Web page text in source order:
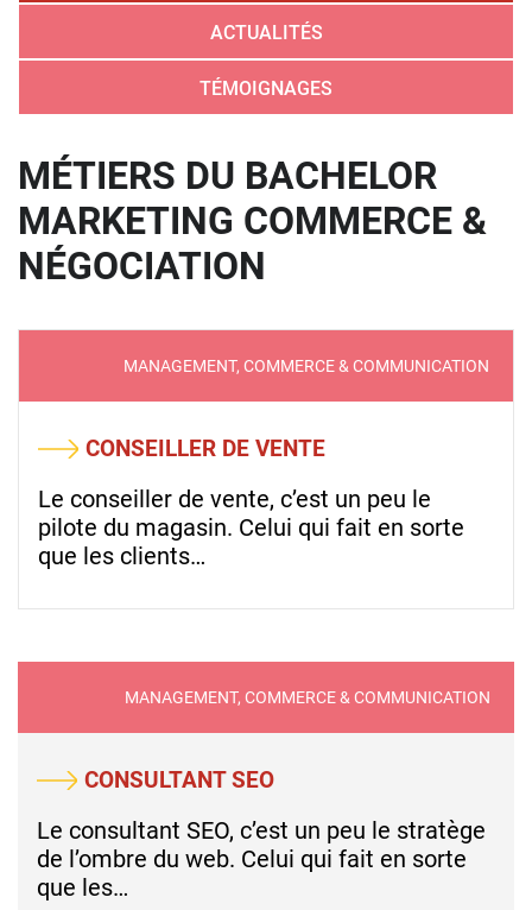
ACTUALITÉS
TÉMOIGNAGES
MÉTIERS DU BACHELOR
MARKETING COMMERCE &
NÉGOCIATION
CONSEILLER DE VENTE
MANAGEMENT, COMMERCE & COMMUNICATION
Le conseiller de vente, c’est un peu le
pilote du magasin. Celui qui fait en sorte
que les clients…
CONSULTANT SEO
MANAGEMENT, COMMERCE & COMMUNICATION
Le consultant SEO, c’est un peu le stratège
de l’ombre du web. Celui qui fait en sorte
que les…